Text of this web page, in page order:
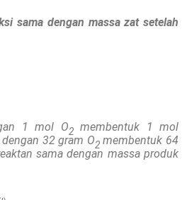
sama dengan massa zat setelah
1 mol O2 membentuk 1 mol
32 gram O2membentuk 64
sama dengan massa produk